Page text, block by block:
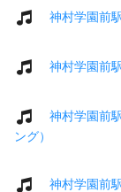
神村学園前
神村学園前
神村学園前
ング）
神村学園前